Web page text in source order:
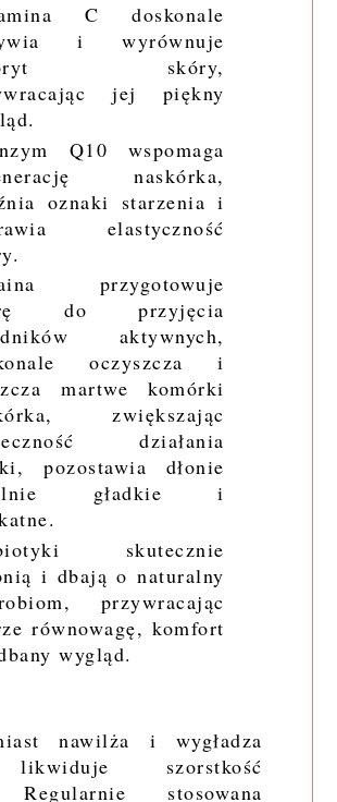
C doskonale
i wyrównuje
skóry,
jej piękny
Q10 wspomaga
naskórka,
oznaki starzenia i
elastyczność
przygotowuje
do przyjęcia
aktywnych,
oczyszcza i
martwe komórki
zwiększając
działania
pozostawia dłonie
gładkie i
skutecznie
i dbają o naturalny
przywracając
równowagę, komfort
wygląd.
nawilża i wygładza
szorstkość
stosowana